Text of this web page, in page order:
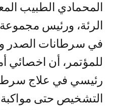
المحمادي الطبيب
الرئة، ورئيس
في سرطانات الصدر
للمؤتمر، أن اخصائي
رئيسي في علاج
التشخيص حتى مواكبة